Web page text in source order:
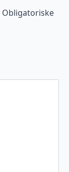
Obligatoriske